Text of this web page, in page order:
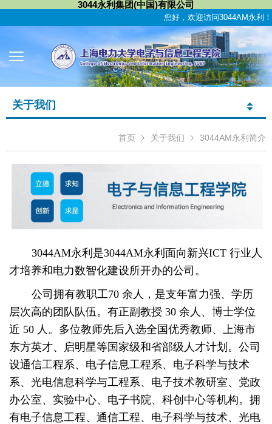
3044永利集团(中国)有限公司
您好，欢迎访问3044AM永利！
关于我们
首页 关于我们 3044AM永利简介
3044AM永利是3044AM永利面向新兴ICT 行业人
才培养和电力数智化建设所开办的公司。
公司拥有教职工70 余人，是支年富力强、学历
层次高的团队队伍。有正副教授 30 余人、博士学位
近 50 人。多位教师先后入选全国优秀教师、上海市
东方英才、启明星等国家级和省部级人才计划。公司
设通信工程系、电子信息工程系、电子科学与技术
系、光电信息科学与工程系、电子技术教研室、党政
办公室、 实验中心、电子书院、科创中心等机构。拥
有电子信息工程、通信工程、电子科学与技术、光电